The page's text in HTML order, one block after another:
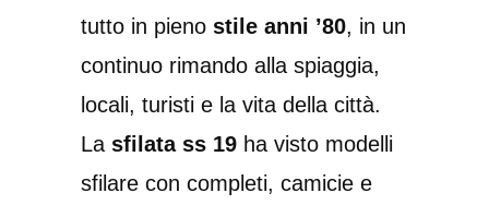
tutto in pieno stile anni ’80, in un
continuo rimando alla spiaggia,
locali, turisti e la vita della città.
La sfilata ss 19 ha visto modelli
sfilare con completi, camicie e